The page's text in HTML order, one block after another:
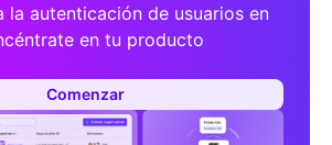
la autenticación de usuarios en
en tu producto
Comenzar